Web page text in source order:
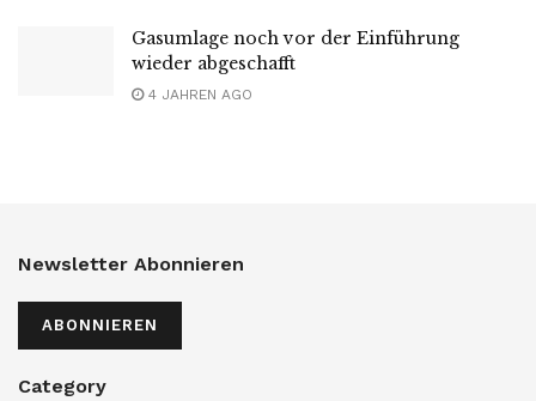
Gasumlage noch vor der Einführung
wieder abgeschafft
4 JAHREN AGO
Newsletter Abonnieren
ABONNIEREN
Category